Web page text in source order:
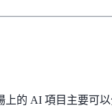
的 AI 項目主要可以